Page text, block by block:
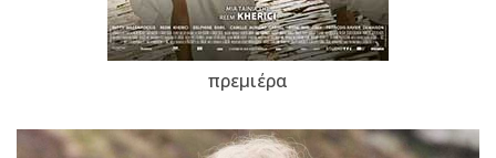
πρεμιέρα